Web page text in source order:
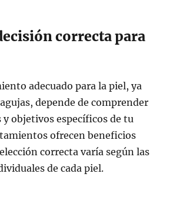
correcta para
adecuado para la piel, ya
depende de comprender
y objetivos específicos de tu
ofrecen beneficios
correcta varía según las
de cada piel.